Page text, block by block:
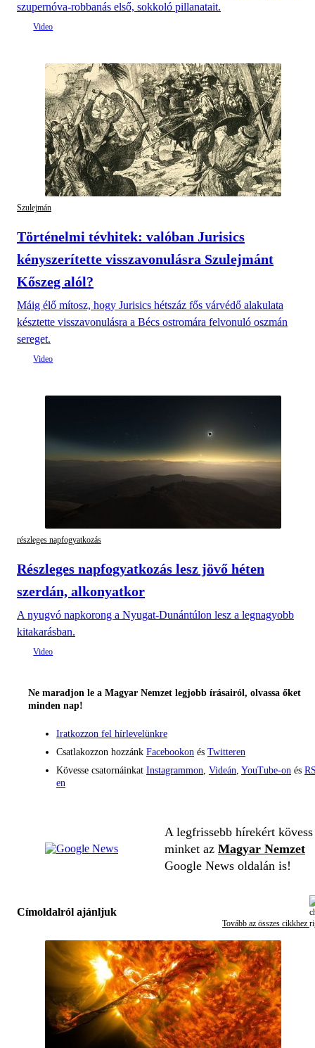
szupernóva-robbanás első, sokkoló pillanatait.
Szulejmán
Történelmi tévhitek: valóban Jurisics
kényszerítette visszavonulásra Szulejmánt
Kőszeg alól?
Máig élő mítosz, hogy Jurisics hétszáz fős várvédő alakulata
késztette visszavonulásra a Bécs ostromára felvonuló oszmán
sereget.
részleges napfogyatkozás
Részleges napfogyatkozás lesz jövő héten
szerdán, alkonyatkor
A nyugvó napkorong a Nyugat-Dunántúlon lesz a legnagyobb
kitakarásban.
Ne maradjon le a Magyar Nemzet legjobb írásairól, olvassa őket
minden nap!
Iratkozzon fel hírlevelünkre
Csatlakozzon hozzánk Facebookon és Twitteren
Kövesse csatornáinkat Instagrammon Videán YouTube-on és
en
A legfrissebb hírekért kövess
minket az Magyar Nemzet
Google News oldalán is!
Címoldalról ajánljuk
Tovább az összes cikkhez